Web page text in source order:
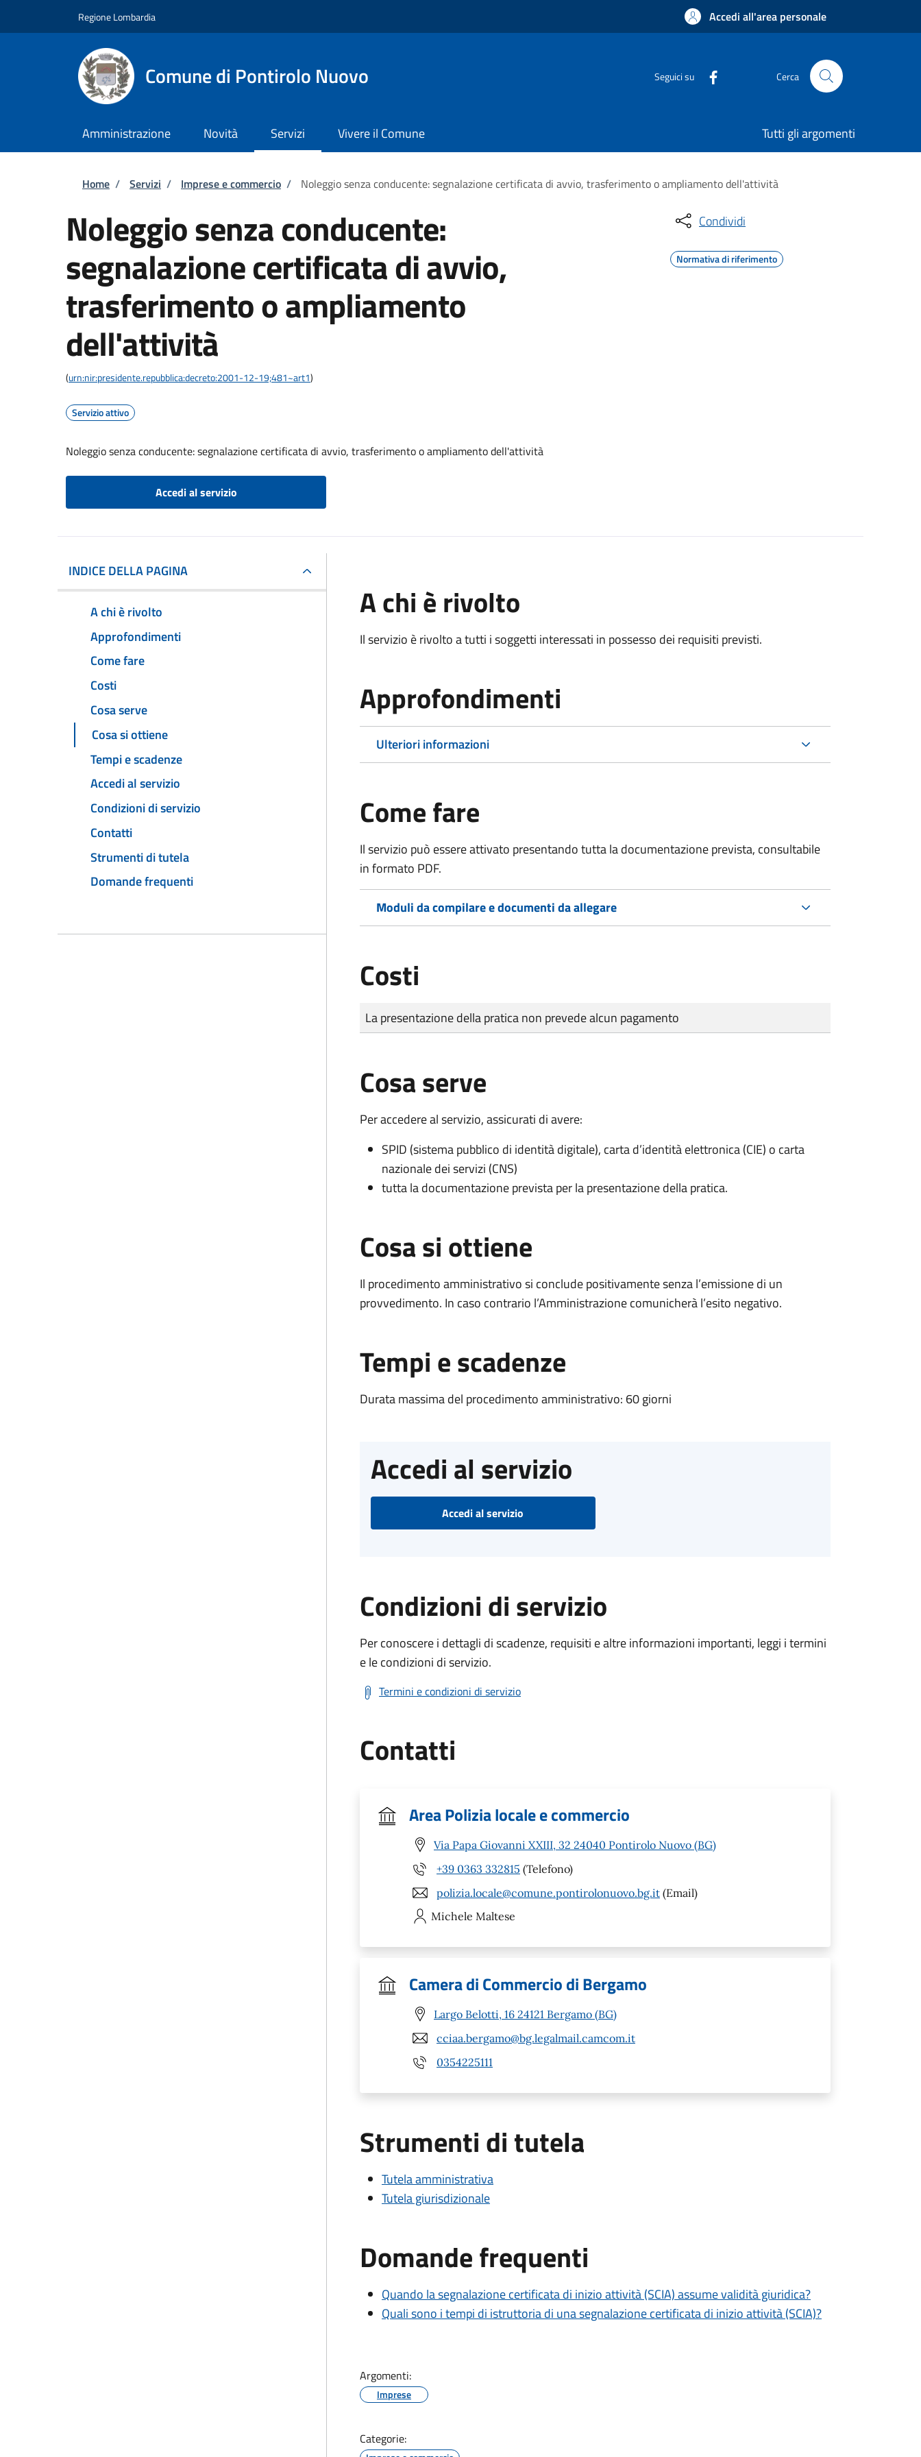
Regione Lombardia Accedi all'area personale
Comune di Pontirolo Nuovo Seguici su Cerca
Amministrazione Novità Servizi Vivere il Comune Tutti gli argomenti
Briciole di pane
Home / Servizi / Imprese e commercio / Noleggio senza conducente: segnalazione certificata di avvio, trasferimento o ampliamento dell'attività
Noleggio senza conducente:
segnalazione certificata di avvio,
trasferimento o ampliamento
dell'attività
(urn:nir:presidente.repubblica:decreto:2001-12-19;481~art1)
Servizio attivo
Noleggio senza conducente: segnalazione certificata di avvio, trasferimento o ampliamento dell'attività
Accedi al servizio
Condividi
Normativa di riferimento
INDICE DELLA PAGINA
A chi è rivolto
Approfondimenti
Come fare
Costi
Cosa serve
Cosa si ottiene
Tempi e scadenze
Accedi al servizio
Condizioni di servizio
Contatti
Strumenti di tutela
Domande frequenti
A chi è rivolto
Il servizio è rivolto a tutti i soggetti interessati in possesso dei requisiti previsti.
Approfondimenti
Ulteriori informazioni
Come fare
Il servizio può essere attivato presentando tutta la documentazione prevista, consultabile
in formato PDF.
Moduli da compilare e documenti da allegare
Costi
Tipo di pagamento
Importo
La presentazione della pratica non prevede alcun pagamento
Cosa serve
Per accedere al servizio, assicurati di avere:
SPID (sistema pubblico di identità digitale), carta d’identità elettronica (CIE) o carta
nazionale dei servizi (CNS)
tutta la documentazione prevista per la presentazione della pratica.
Cosa si ottiene
Il procedimento amministrativo si conclude positivamente senza l’emissione di un
provvedimento. In caso contrario l’Amministrazione comunicherà l’esito negativo.
Tempi e scadenze
Durata massima del procedimento amministrativo: 60 giorni
Accedi al servizio
Accedi al servizio
Condizioni di servizio
Per conoscere i dettagli di scadenze, requisiti e altre informazioni importanti, leggi i termini
e le condizioni di servizio.
Termini e condizioni di servizio
Contatti
Area Polizia locale e commercio
Via Papa Giovanni XXIII, 32 24040 Pontirolo Nuovo (BG)
+39 0363 332815 (Telefono)
polizia.locale@comune.pontirolonuovo.bg.it (Email)
Michele Maltese
Camera di Commercio di Bergamo
Largo Belotti, 16 24121 Bergamo (BG)
cciaa.bergamo@bg.legalmail.camcom.it
0354225111
Strumenti di tutela
Tutela amministrativa
Tutela giurisdizionale
Domande frequenti
Quando la segnalazione certificata di inizio attività (SCIA) assume validità giuridica?
Quali sono i tempi di istruttoria di una segnalazione certificata di inizio attività (SCIA)?
Argomenti:
Imprese
Categorie: